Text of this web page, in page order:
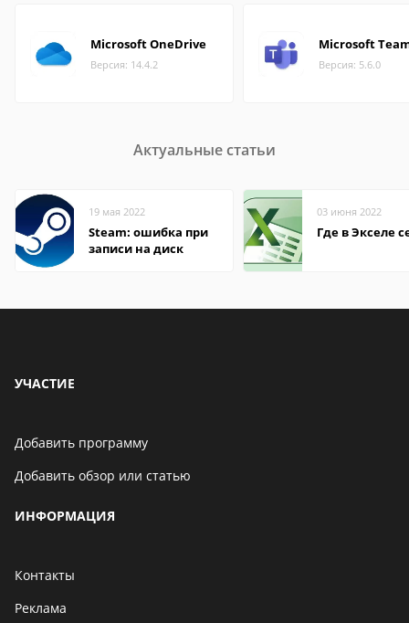
Microsoft OneDrive
Версия: 14.4.2
Microsoft
Версия: 5.6.0
Актуальные статьи
19 мая 2022
Steam: ошибка при
записи на диск
03 июня 2022
Где в Экселе
УЧАСТИЕ
Добавить программу
Добавить обзор или статью
ИНФОРМАЦИЯ
Контакты
Реклама